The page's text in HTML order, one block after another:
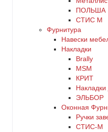
ПОЛЬША
СТИС М
Фурнитура
Навески
Накладки
Brally
MSM
КРИТ
ЭЛЬБОР
Оконная
Ручки
СТИС-М